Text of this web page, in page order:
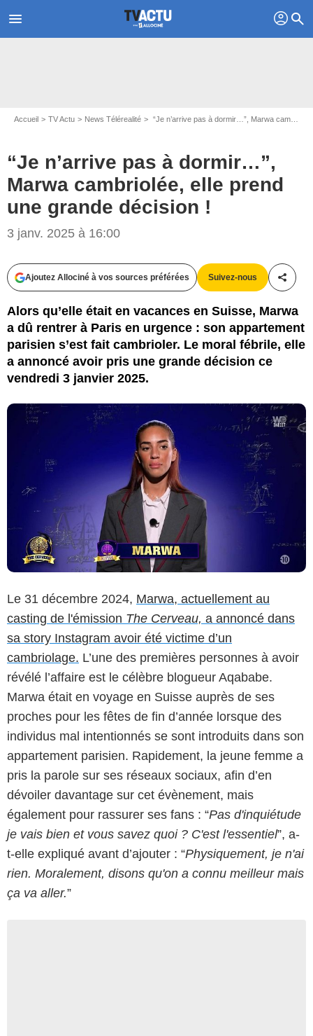
menu profil search
Accueil TV Actu News Télérealité “Je n’arrive pas à dormir…”, Marwa cambriolée, elle prend une grande décision !
“Je n’arrive pas à dormir…”,
Marwa cambriolée, elle prend
une grande décision !
3 janv. 2025 à 16:00
Ajoutez Allociné à vos sources préférées Suivez-nous
Alors qu’elle était en vacances en Suisse, Marwa
a dû rentrer à Paris en urgence : son appartement
parisien s’est fait cambrioler. Le moral fébrile, elle
a annoncé avoir pris une grande décision ce
vendredi 3 janvier 2025.
Le 31 décembre 2024, Marwa, actuellement au
casting de l'émission The Cerveau, a annoncé dans
sa story Instagram avoir été victime d’un
cambriolage. L’une des premières personnes à avoir
révélé l’affaire est le célèbre blogueur Aqababe.
Marwa était en voyage en Suisse auprès de ses
proches pour les fêtes de fin d’année lorsque des
individus mal intentionnés se sont introduits dans son
appartement parisien. Rapidement, la jeune femme a
pris la parole sur ses réseaux sociaux, afin d’en
dévoiler davantage sur cet évènement, mais
également pour rassurer ses fans : “Pas d'inquiétude
je vais bien et vous savez quoi ? C'est l'essentiel”, a-
t-elle expliqué avant d’ajouter : “Physiquement, je n'ai
rien. Moralement, disons qu'on a connu meilleur mais
ça va aller.”